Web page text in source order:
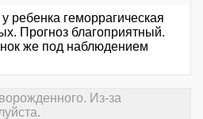
ребенка геморрагическая
Прогноз благоприятный.
же под наблюдением
Из-за